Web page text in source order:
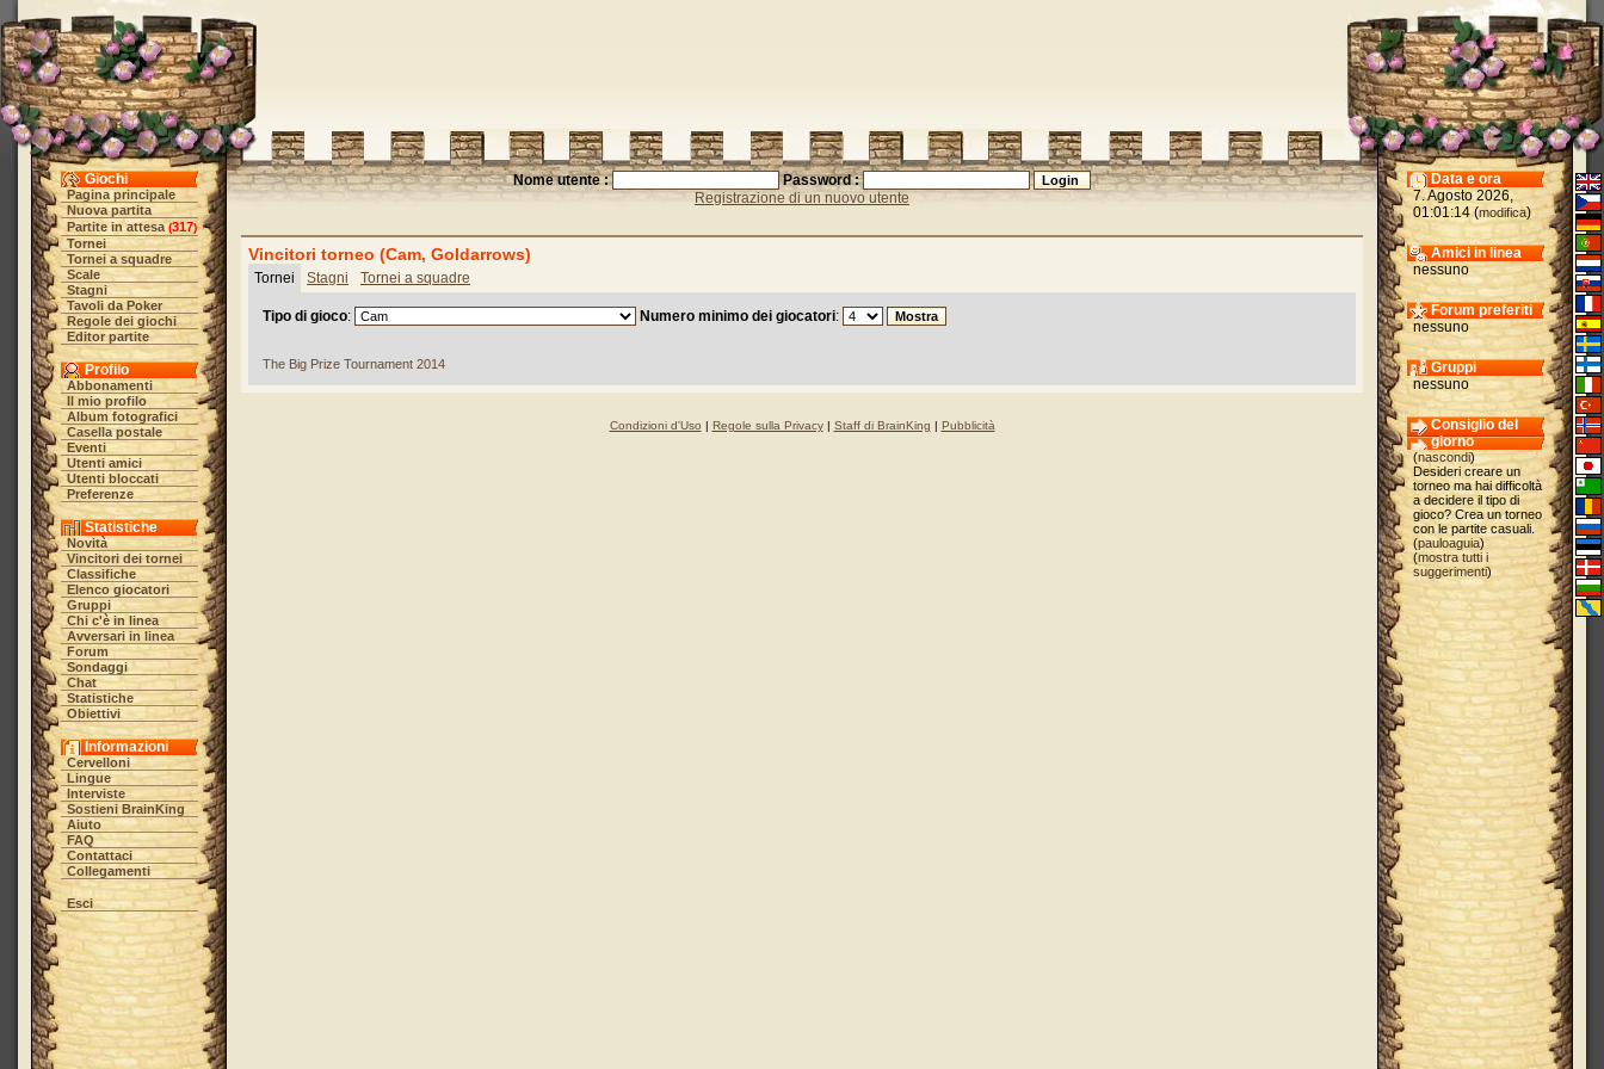
Giochi
Pagina principale
Nuova partita
Partite in attesa (317)
Tornei
Tornei a squadre
Scale
Stagni
Tavoli da Poker
Regole dei giochi
Editor partite
Profilo
Abbonamenti
Il mio profilo
Album fotografici
Casella postale
Eventi
Utenti amici
Utenti bloccati
Preferenze
Statistiche
Novità
Vincitori dei tornei
Classifiche
Elenco giocatori
Gruppi
Chi c'è in linea
Avversari in linea
Forum
Sondaggi
Chat
Statistiche
Obiettivi
Informazioni
Cervelloni
Lingue
Interviste
Sostieni BrainKing
Aiuto
FAQ
Contattaci
Collegamenti
Esci
Nome utente :
Password :
Registrazione di un nuovo utente
Vincitori torneo (Cam, Goldarrows)
Tornei Stagni Tornei a squadre
Tipo di gioco: Numero minimo dei giocatori:
The Big Prize Tournament 2014
Condizioni d'Uso | Regole sulla Privacy| Staff di BrainKing | Pubblicità
Data e ora
7. Agosto 2026,
01:01:14 (modifica)
Amici in linea
nessuno
Forum preferiti
nessuno
Gruppi
nessuno
Consiglio del
giorno
(nascondi)
Desideri creare un
torneo ma hai difficoltà
a decidere il tipo di
gioco? Crea un torneo
con le partite casuali.
(pauloaguia)
(mostra tutti i
suggerimenti)